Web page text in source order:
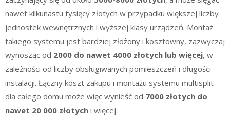
nawet kilkunastu tysięcy złotych w przypadku większej liczby
jednostek wewnętrznych i wyższej klasy urządzeń. Montaż
takiego systemu jest bardziej złożony i kosztowny, zazwyczaj
wynosząc od 2000 do nawet 4000 złotych lub więcej, w
zależności od liczby obsługiwanych pomieszczeń i długości
instalacji. Łączny koszt zakupu i montażu systemu multisplit
dla całego domu może więc wynieść od 7000 złotych do
nawet 20 000 złotych i więcej.